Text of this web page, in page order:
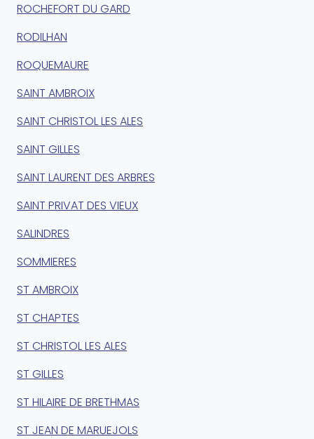
ROCHEFORT DU GARD
RODILHAN
ROQUEMAURE
SAINT AMBROIX
SAINT CHRISTOL LES ALES
SAINT GILLES
SAINT LAURENT DES ARBRES
SAINT PRIVAT DES VIEUX
SALINDRES
SOMMIERES
ST AMBROIX
ST CHAPTES
ST CHRISTOL LES ALES
ST GILLES
ST HILAIRE DE BRETHMAS
ST JEAN DE MARUEJOLS